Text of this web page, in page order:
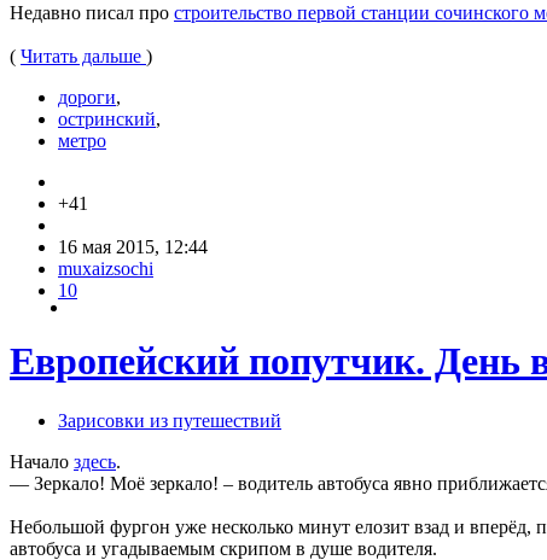
Недавно писал про строительство первой станции сочинского
( Читать дальше )
дороги,
остринский,
метро
+41
16 мая 2015, 12:44
muxaizsochi
10
Европейский попутчик. День
Зарисовки из путешествий
Начало здесь.
— Зеркало! Моё зеркало! – водитель автобуса явно
Небольшой фургон уже несколько минут елозит взад и вперёд,
автобуса и угадываемым скрипом в душе водителя.